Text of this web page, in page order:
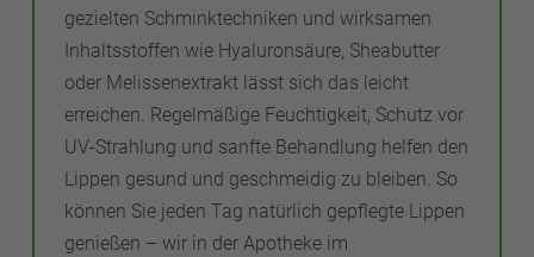
gezielten Schminktechniken und wirksamen
Inhaltsstoffen wie Hyaluronsäure, Sheabutter
oder Melissenextrakt lässt sich das leicht
erreichen. Regelmäßige Feuchtigkeit, Schutz vor
UV-Strahlung und sanfte Behandlung helfen den
Lippen gesund und geschmeidig zu bleiben. So
können Sie jeden Tag natürlich gepflegte Lippen
genießen – wir in der Apotheke im